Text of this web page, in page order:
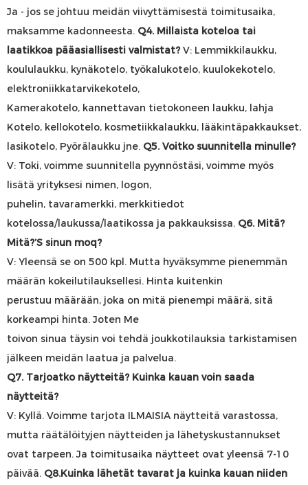
Ja - jos se johtuu meidän viivyttämisestä toimitusaika,
maksamme kadonneesta. Q4. Millaista koteloa tai
laatikkoa pääasiallisesti valmistat?V: Lemmikkilaukku,
koululaukku, kynäkotelo, työkalukotelo, kuulokekotelo,
elektroniikkatarvikekotelo,
Kamerakotelo, kannettavan tietokoneen laukku, lahja
Kotelo, kellokotelo, kosmetiikkalaukku, lääkintäpakkaukset,
lasikotelo, Pyörälaukku jne. Q5. Voitko suunnitella minulle?
V: Toki, voimme suunnitella pyynnöstäsi, voimme myös
lisätä yrityksesi nimen, logon,
puhelin, tavaramerkki, merkkitiedot
kotelossa/laukussa/laatikossa ja pakkauksissa. Q6. Mitä?
Mitä?’S sinun moq?
V: Yleensä se on 500 kpl. Mutta hyväksymme pienemmän
määrän kokeilutilauksellesi. Hinta kuitenkin
perustuu määrään, joka on mitä pienempi määrä, sitä
korkeampi hinta. Joten Me
toivon sinua täysin voi tehdä joukkotilauksia tarkistamisen
jälkeen meidän laatua ja palvelua.
Q7. Tarjoatko näytteitä? Kuinka kauan voin saada
näytteitä?
V: Kyllä. Voimme tarjota ILMAISIA näytteitä varastossa,
mutta räätälöityjen näytteiden ja lähetyskustannukset
ovat tarpeen. Ja toimitusaika näytteet ovat yleensä 7-10
päivää. Q8.Kuinka lähetät tavarat ja kuinka kauan niiden